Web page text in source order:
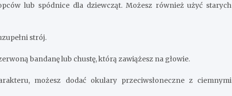
lub spódnice dla dziewcząt. Możesz również użyć starych
strój.
bandanę lub chustę, którą zawiążesz na głowie.
możesz dodać okulary przeciwsłoneczne z ciemnymi